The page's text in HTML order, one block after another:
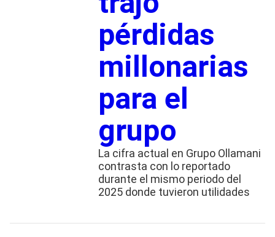
pérdidas
millonarias
para el
grupo
La cifra actual en Grupo Ollamani
contrasta con lo reportado
durante el mismo periodo del
2025 donde tuvieron utilidades